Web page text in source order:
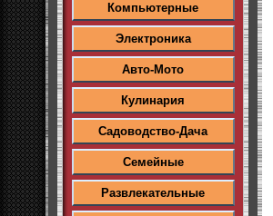
Компьютерные
Электроника
Авто-Мото
Кулинария
Садоводство-Дача
Семейные
Развлекательные